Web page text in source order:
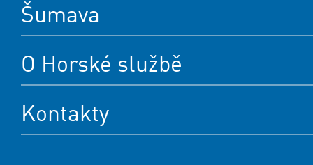
Šumava
O Horské službě
Kontakty